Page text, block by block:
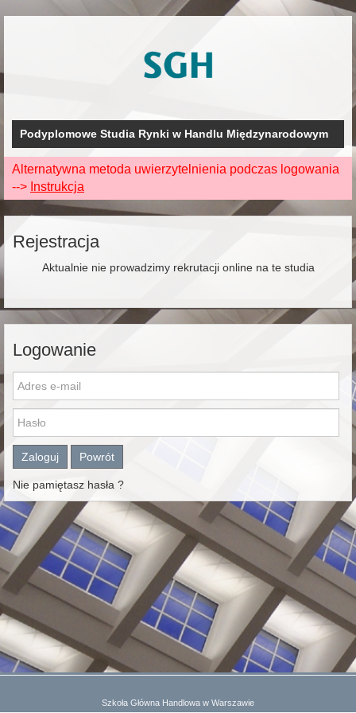
Podyplomowe Studia Rynki w Handlu Międzynarodowym
Alternatywna metoda uwierzytelnienia podczas logowania
--> Instrukcja
Rejestracja
Aktualnie nie prowadzimy rekrutacji online na te studia
Logowanie
Zaloguj Powrót
Nie pamiętasz hasła ?
Szkoła Główna Handlowa w Warszawie